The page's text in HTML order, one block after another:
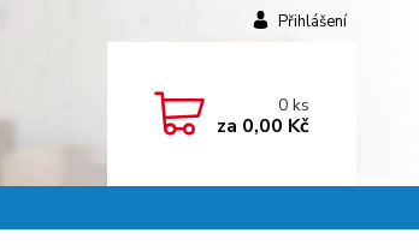
Přihlášení
0ks
za 0,00 Kč